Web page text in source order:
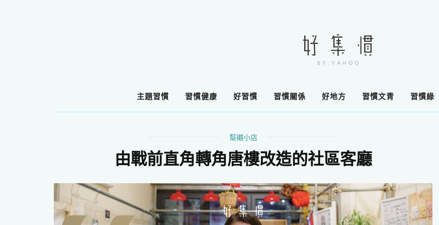
主題習慣 習慣健康 好習慣 習慣關係 好地方 習慣文青 習慣綠
幫襯小店
由戰前直角轉角唐樓改造的社區客廳